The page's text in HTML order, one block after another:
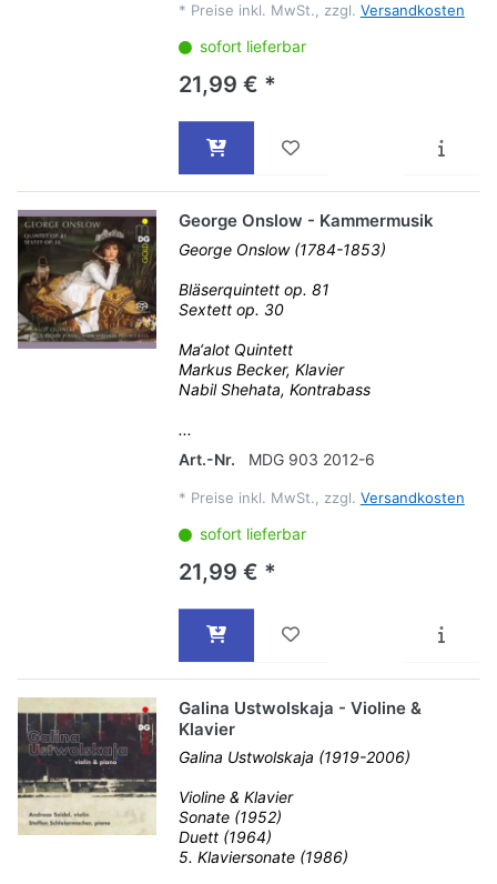
* Preise inkl. MwSt., zzgl. Versandkosten
sofort lieferbar
21,99 € *
George Onslow - Kammermusik
George Onslow (1784-1853)
Bläserquintett op. 81
Sextett op. 30
Ma‘alot Quintett
Markus Becker, Klavier
Nabil Shehata, Kontrabass
...
Art.-Nr.
MDG 903 2012-6
* Preise inkl. MwSt., zzgl. Versandkosten
sofort lieferbar
21,99 € *
Galina Ustwolskaja - Violine &
Klavier
Galina Ustwolskaja (1919-2006)
Violine & Klavier
Sonate (1952)
Duett (1964)
5. Klaviersonate (1986)